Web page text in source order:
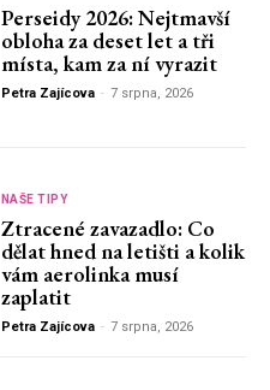
Perseidy 2026: Nejtmavší
obloha za deset let a tři
místa, kam za ní vyrazit
Petra Zajícova - 7 srpna, 2026
NAŠE TIPY
Ztracené zavazadlo: Co
dělat hned na letišti a kolik
vám aerolinka musí
zaplatit
Petra Zajícova - 7 srpna, 2026